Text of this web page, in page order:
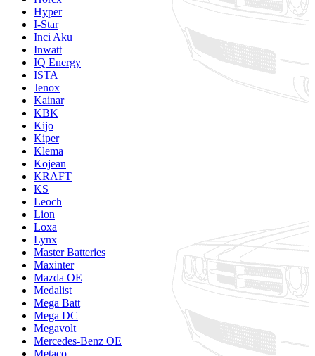
Hyper
I-Star
Inci Aku
Inwatt
IQ Energy
ISTA
Jenox
Kainar
KBK
Kijo
Kiper
Klema
Kojean
KRAFT
KS
Leoch
Lion
Loxa
Lynx
Master Batteries
Maxinter
Mazda OE
Medalist
Mega Batt
Mega DC
Megavolt
Mercedes-Benz OE